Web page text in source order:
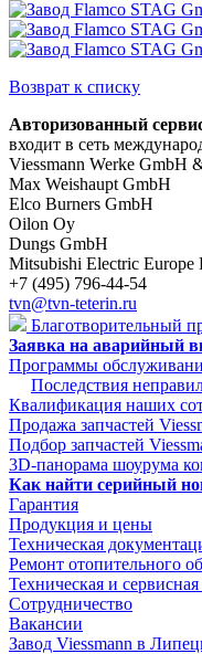
Возврат к списку
Авторизованный
входит в сеть
Viessmann Werke GmbH
Max Weishaupt GmbH
Elco Burners GmbH
Oilon Oy
Dungs GmbH
Mitsubishi Electric Europe
+7 (495) 796-44-54
tvn@tvn-teterin.ru
Благотворительный
Заявка на аварийный
Программы
Последствия
Квалификация наших
Продажа запчастей
Подбор запчастей
3D-панорама шоурума
Как найти серийный
Гарантия
Продукция и цены
Техническая
Ремонт отопительного
Техническая и
Сотрудничество
Вакансии
Завод Viessmann в